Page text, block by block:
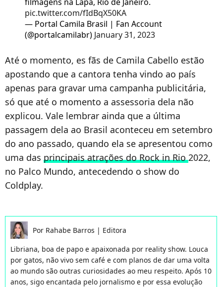
pic.twitter.com/fIdBqX50KA
— Portal Camila Brasil | Fan Account
(@portalcamilabr) January 31, 2023
Até o momento, es fãs de Camila Cabello estão
apostando que a cantora tenha vindo ao país
apenas para gravar uma campanha publicitária,
só que até o momento a assessoria dela não
explicou. Vale lembrar ainda que a última
passagem dela ao Brasil aconteceu em setembro
do ano passado, quando ela se apresentou como
uma das principais atrações do Rock in Rio2022,
no Palco Mundo, antecedendo o show do
Coldplay.
Por Rahabe Barros | Editora
Libriana, boa de papo e apaixonada por reality show. Louca
por gatos, não vivo sem café e com planos de dar uma volta
ao mundo são outras curiosidades ao meu respeito. Após 10
anos, sigo encantada pelo jornalismo e por essa evolução